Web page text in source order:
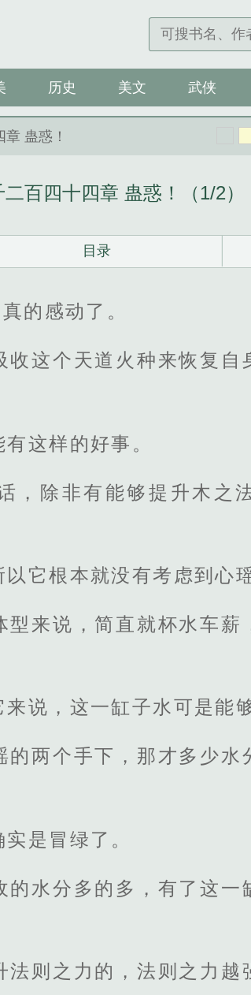
历史 美文 武侠
蛊惑！
百四十四章 蛊惑！（1/2）
目录
的感动了。
收这个天道火种来恢复自
这样的好事。
，除非有能够提升木之
它根本就没有考虑到心
型来说，简直就杯水车薪
说，这一缸子水可是能
的两个手下，那才多少水
是冒绿了。
水分多的多，有了这一
法则之力的，法则之力越